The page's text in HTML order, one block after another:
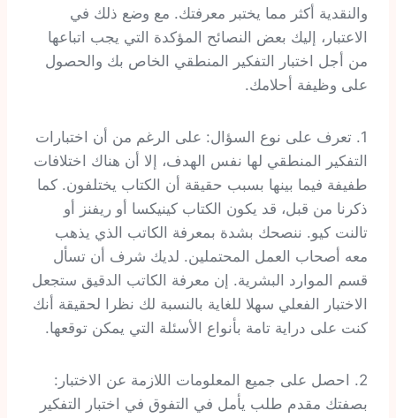
والنقدية أكثر مما يختبر معرفتك. مع وضع ذلك في
الاعتبار، إليك بعض النصائح المؤكدة التي يجب اتباعها
من أجل اختبار التفكير المنطقي الخاص بك والحصول
على وظيفة أحلامك.
1. تعرف على نوع السؤال: على الرغم من أن اختبارات
التفكير المنطقي لها نفس الهدف، إلا أن هناك اختلافات
طفيفة فيما بينها بسبب حقيقة أن الكتاب يختلفون. كما
ذكرنا من قبل، قد يكون الكتاب كينيكسا أو ريفنز أو
تالنت كيو. ننصحك بشدة بمعرفة الكاتب الذي يذهب
معه أصحاب العمل المحتملين. لديك شرف أن تسأل
قسم الموارد البشرية. إن معرفة الكاتب الدقيق ستجعل
الاختبار الفعلي سهلا للغاية بالنسبة لك نظرا لحقيقة أنك
كنت على دراية تامة بأنواع الأسئلة التي يمكن توقعها.
2. احصل على جميع المعلومات اللازمة عن الاختبار:
بصفتك مقدم طلب يأمل في التفوق في اختبار التفكير